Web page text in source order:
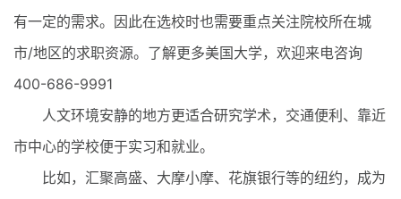
有一定的需求。因此在选校时也需要重点关注院校所在城
市/地区的求职资源。了解更多美国大学，欢迎来电咨询
400-686-9991
人文环境安静的地方更适合研究学术，交通便利、靠近
市中心的学校便于实习和就业。
比如，汇聚高盛、大摩小摩、花旗银行等的纽约，成为